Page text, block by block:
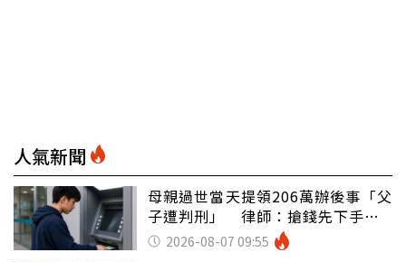
人氣新聞
母親過世當天提領206萬辦後事「父
子遭判刑」 律師：搶錢先下手是
罪 2026-08-07 09:55